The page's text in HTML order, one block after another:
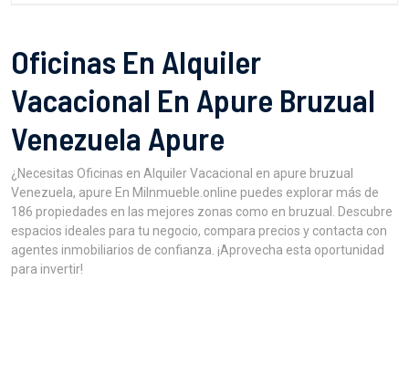
Oficinas En Alquiler
Vacacional En Apure Bruzual
Venezuela Apure
¿Necesitas Oficinas en Alquiler Vacacional en apure bruzual
Venezuela, apure En MiInmueble.online puedes explorar más de
186 propiedades en las mejores zonas como en bruzual. Descubre
espacios ideales para tu negocio, compara precios y contacta con
agentes inmobiliarios de confianza. ¡Aprovecha esta oportunidad
para invertir!